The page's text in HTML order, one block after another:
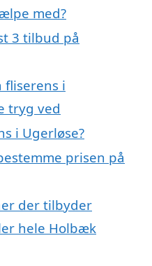
med?
3 tilbud på
fliserens i
tryg ved
i Ugerløse?
prisen på
der tilbyder
hele Holbæk